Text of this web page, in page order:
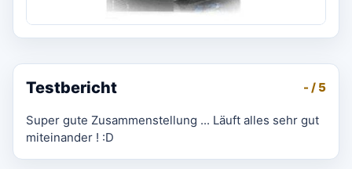
Testbericht - / 5
Super gute Zusammenstellung ... Läuft alles sehr gut
miteinander ! :D